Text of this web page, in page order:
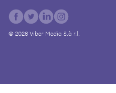
© 2026Viber Media S.à r.l.